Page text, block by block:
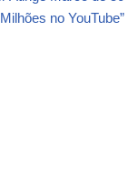
Milhões no YouTube”